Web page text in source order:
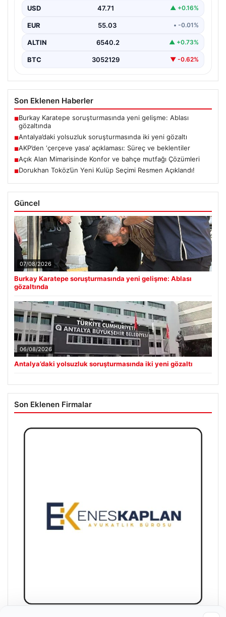
USD 47.71 ▲ +0.16%
EUR 55.03 • -0.01%
ALTIN 6540.2 ▲ +0.73%
BTC 3052129 ▼ -0.62%
Son Eklenen Haberler
■Burkay Karatepe soruşturmasında yeni gelişme: Ablası
gözaltında
■Antalya’daki yolsuzluk soruşturmasında iki yeni gözaltı
■AKP’den ‘çerçeve yasa’ açıklaması: Süreç ve beklentiler
■Açık Alan Mimarisinde Konfor ve bahçe mutfağı Çözümleri
■Dorukhan Toköz’ün Yeni Kulüp Seçimi Resmen Açıklandı!
Güncel
07/08/2026
Burkay Karatepe soruşturmasında yeni gelişme: Ablası
gözaltında
06/08/2026
Antalya’daki yolsuzluk soruşturmasında iki yeni gözaltı
Son Eklenen Firmalar